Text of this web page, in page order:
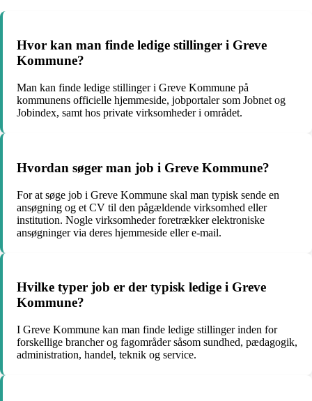
Hvor kan man finde ledige stillinger i Greve
Kommune?
Man kan finde ledige stillinger i Greve Kommune på
kommunens officielle hjemmeside, jobportaler som Jobnet og
Jobindex, samt hos private virksomheder i området.
Hvordan søger man job i Greve Kommune?
For at søge job i Greve Kommune skal man typisk sende en
ansøgning og et CV til den pågældende virksomhed eller
institution. Nogle virksomheder foretrækker elektroniske
ansøgninger via deres hjemmeside eller e-mail.
Hvilke typer job er der typisk ledige i Greve
Kommune?
I Greve Kommune kan man finde ledige stillinger inden for
forskellige brancher og fagområder såsom sundhed, pædagogik,
administration, handel, teknik og service.